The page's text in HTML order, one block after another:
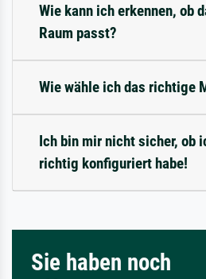
Wie kann ich erkennen, ob
Raum passt?
Wie wähle ich das richtige
Ich bin mir nicht sicher, ob
richtig konfiguriert habe!
Sie haben noch